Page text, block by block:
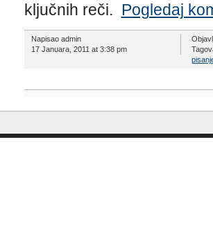
ključnih reči. Pogledaj
Napisao admin
17 Januara, 2011 at 3:38 pm